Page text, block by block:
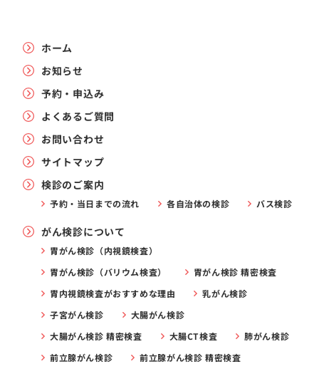
ホーム
お知らせ
予約・申込み
よくあるご質問
お問い合わせ
サイトマップ
検診のご案内
予約・当日までの流れ 各自治体の検診 バス検診
がん検診について
胃がん検診（内視鏡検査）
胃がん検診（バリウム検査）
胃がん検診 精密検査
胃内視鏡検査がおすすめな理由
乳がん検診
子宮がん検診
大腸がん検診
大腸がん検診 精密検査
大腸CT検査
肺がん検診
前立腺がん検診
前立腺がん検診 精密検査